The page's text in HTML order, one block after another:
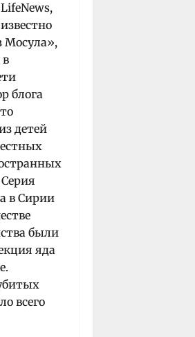
Мосула»,
блога
детей
в Сирии
были
яда
всего